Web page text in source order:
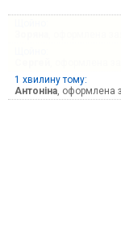
1 хвилину тому:
Антоніна, оформлена